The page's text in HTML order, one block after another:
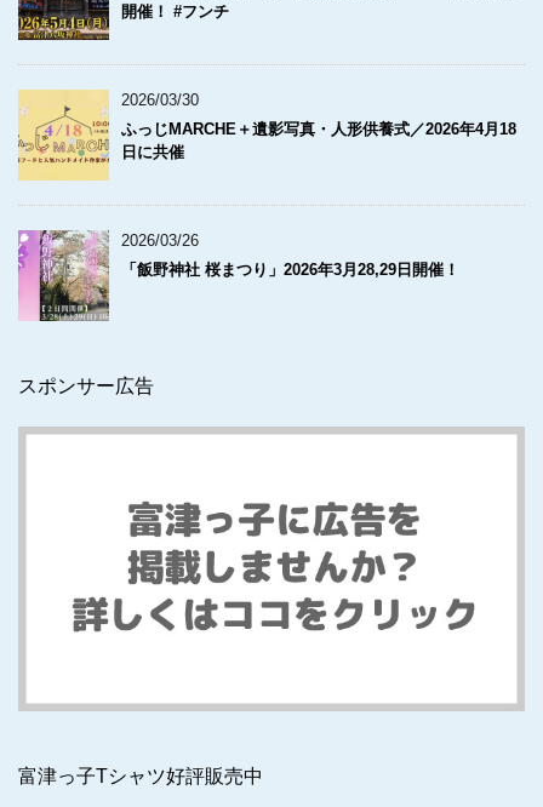
開催！ #フンチ
2026/03/30
ふっじMARCHE＋遺影写真・人形供養式／2026年4月18
日に共催
2026/03/26
「飯野神社 桜まつり」2026年3月28,29日開催！
スポンサー広告
富津っ子Tシャツ好評販売中